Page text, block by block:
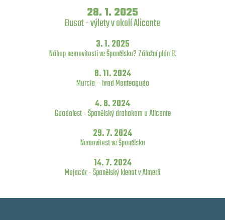
28. 1. 2025
Busot - výlety v okolí Alicante
3. 1. 2025
Nákup nemovitosti ve Španělsku? Záložní plán B.
8. 11. 2024
Murcia – hrad Monteagudo
4. 8. 2024
Guadalest - Španělský drahokam u Alicante
29. 7. 2024
Nemovitost ve Španělsku
14. 7. 2024
Mojacár - Španělský klenot v Almeríi